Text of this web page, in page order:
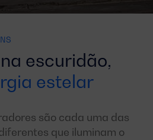
escuridão,
estelar
são cada uma das
que iluminam o